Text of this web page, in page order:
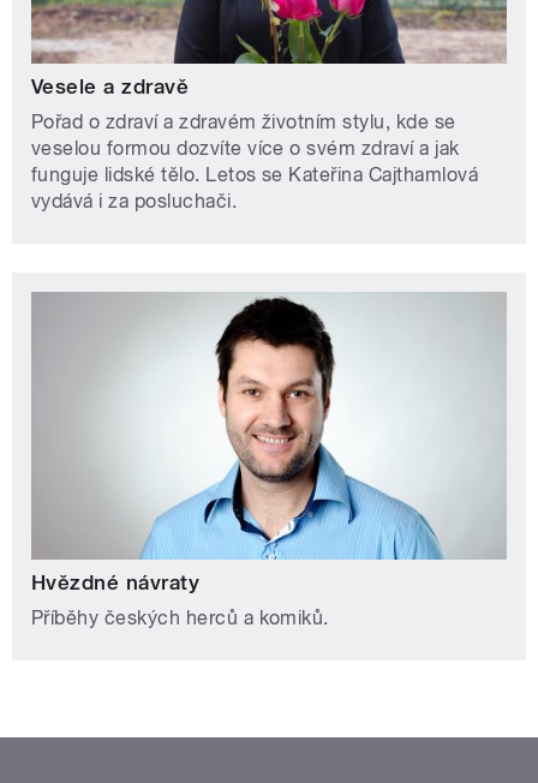
Vesele a zdravě
Pořad o zdraví a zdravém životním stylu, kde se
veselou formou dozvíte více o svém zdraví a jak
funguje lidské tělo. Letos se Kateřina Cajthamlová
vydává i za posluchači.
Hvězdné návraty
Příběhy českých herců a komiků.